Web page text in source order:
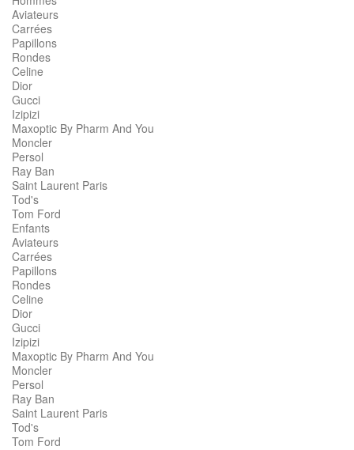
Aviateurs
Carrées
Papillons
Rondes
Celine
Dior
Gucci
Izipizi
Maxoptic By Pharm And You
Moncler
Persol
Ray Ban
Saint Laurent Paris
Tod's
Tom Ford
Enfants
Aviateurs
Carrées
Papillons
Rondes
Celine
Dior
Gucci
Izipizi
Maxoptic By Pharm And You
Moncler
Persol
Ray Ban
Saint Laurent Paris
Tod's
Tom Ford